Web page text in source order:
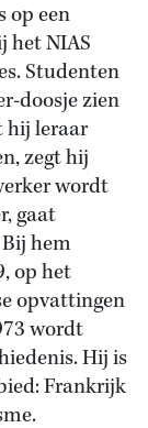
op een
het NIAS
Studenten
doosje zien
hij leraar
zegt hij
wordt
gaat
hem
op het
opvattingen
wordt
Hij is
Frankrijk